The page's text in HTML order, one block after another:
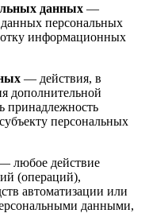
данных —
персональных
информационных
— действия, в
дополнительной
принадлежность
персональных
любое действие
(операций),
автоматизации или
данными,